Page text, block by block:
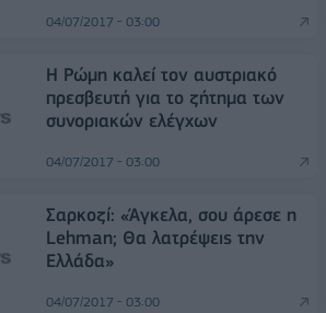
04/07/2017 - 03:00
Η Ρώμη καλεί τον αυστριακό
πρεσβευτή για το ζήτημα των
συνοριακών ελέγχων
04/07/2017 - 03:00
Σαρκοζί: «Άγκελα, σου άρεσε η
Lehman; Θα λατρέψεις την
Ελλάδα»
04/07/2017 - 03:00